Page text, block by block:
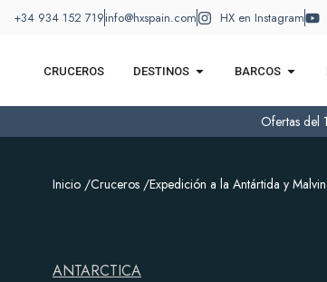
+34 934 152 719info@hxspain.com HX en Instagram
CRUCEROS DESTINOS BARCOS
Ofertas del
Inicio /Cruceros /Expedición a la Antártida y
ANTARCTICA